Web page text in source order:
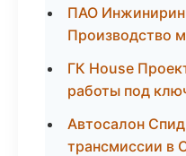
ПАО
Производство
ГК House
работы под
Автосалон
трансмиссии в